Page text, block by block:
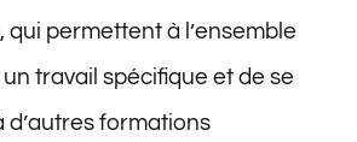
qui permettent à l’ensemble
travail spécifique et de se
d’autres formations